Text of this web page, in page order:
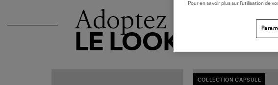
Adoptez
LE LOOK
COLLECTION CAPSULE
Pour en savoir plus sur l’utilisation de